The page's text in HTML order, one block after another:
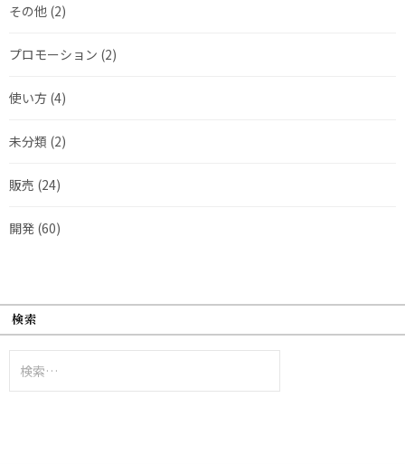
その他 (2)
プロモーション (2)
使い方 (4)
未分類 (2)
販売 (24)
開発 (60)
検索
索: